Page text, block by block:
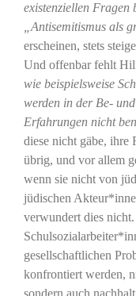
existenziellen Fragen
„Antisemitismus als
erscheinen, stets
Und offenbar fehlt
wie beispielsweise
werden in der Be-
Erfahrungen nicht
diese nicht gäbe, ihre
übrig, und vor allem
wenn sie nicht von
jüdischen
verwundert dies
gesellschaftlichen
konfrontiert werden,
sondern auch